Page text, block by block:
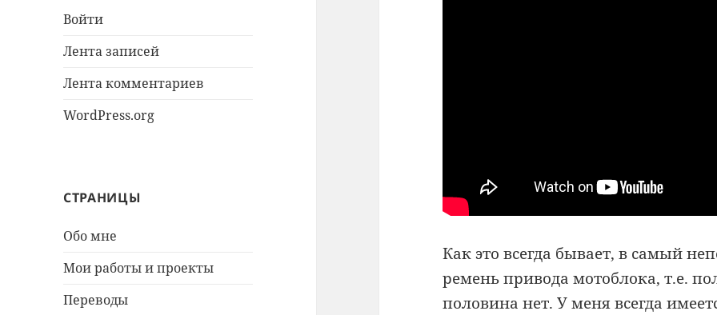
Войти
Лента записей
Лента комментариев
WordPress.org
СТРАНИЦЫ
Обо мне
Мои работы и проекты
Переводы
Как это всегда бывает, в самый
ремень привода мотоблока, т.е.
половина нет. У меня всегда